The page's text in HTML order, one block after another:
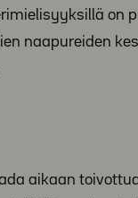
on
naapureiden
aikaan